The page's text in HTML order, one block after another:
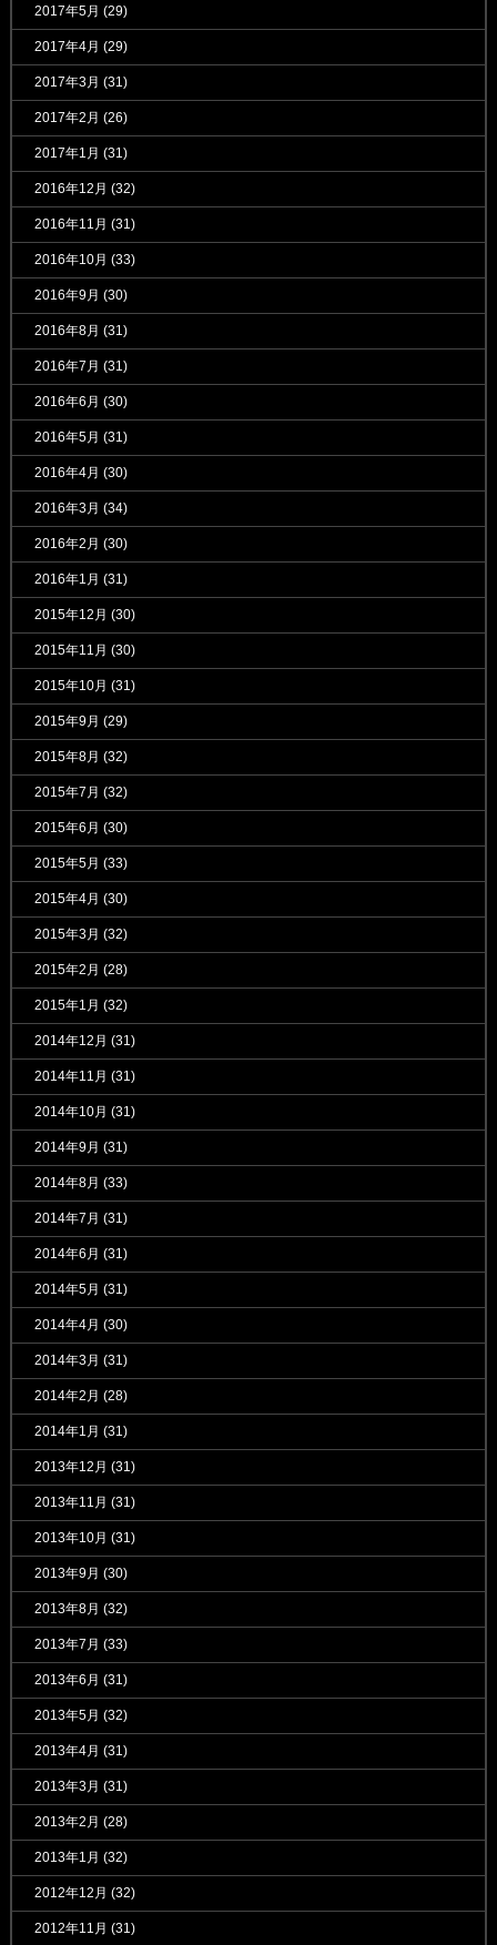
2017年5月 (29)
2017年4月 (29)
2017年3月 (31)
2017年2月 (26)
2017年1月 (31)
2016年12月 (32)
2016年11月 (31)
2016年10月 (33)
2016年9月 (30)
2016年8月 (31)
2016年7月 (31)
2016年6月 (30)
2016年5月 (31)
2016年4月 (30)
2016年3月 (34)
2016年2月 (30)
2016年1月 (31)
2015年12月 (30)
2015年11月 (30)
2015年10月 (31)
2015年9月 (29)
2015年8月 (32)
2015年7月 (32)
2015年6月 (30)
2015年5月 (33)
2015年4月 (30)
2015年3月 (32)
2015年2月 (28)
2015年1月 (32)
2014年12月 (31)
2014年11月 (31)
2014年10月 (31)
2014年9月 (31)
2014年8月 (33)
2014年7月 (31)
2014年6月 (31)
2014年5月 (31)
2014年4月 (30)
2014年3月 (31)
2014年2月 (28)
2014年1月 (31)
2013年12月 (31)
2013年11月 (31)
2013年10月 (31)
2013年9月 (30)
2013年8月 (32)
2013年7月 (33)
2013年6月 (31)
2013年5月 (32)
2013年4月 (31)
2013年3月 (31)
2013年2月 (28)
2013年1月 (32)
2012年12月 (32)
2012年11月 (31)